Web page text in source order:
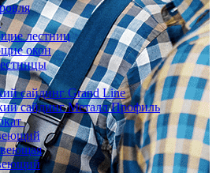
лестниц
окон
сайдинг Grand Line
сайдинг Металл Профиль